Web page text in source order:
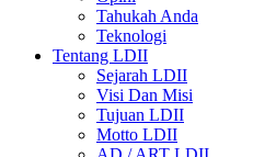
Tahukah Anda
Teknologi
Tentang LDII
Sejarah LDII
Visi Dan Misi
Tujuan LDII
Motto LDII